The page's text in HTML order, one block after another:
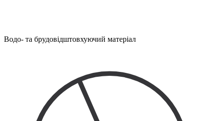
Водо- та брудовідштовхуючий матеріал